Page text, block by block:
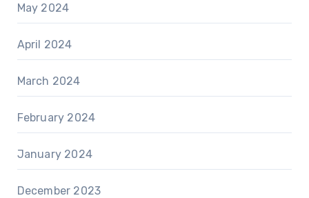
May 2024
April 2024
March 2024
February 2024
January 2024
December 2023